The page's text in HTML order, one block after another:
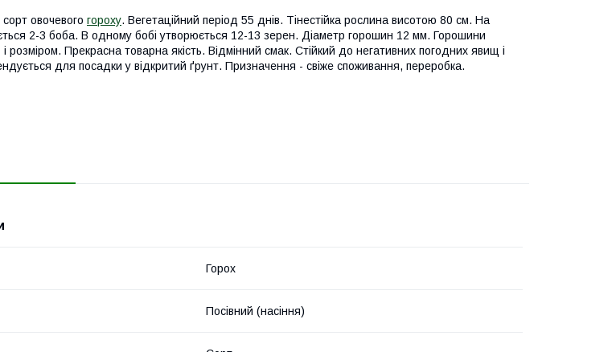
овочевого гороху. Вегетаційний період 55 днів. Тінестійка рослина висотою 80 см. На
2-3 боба. В одному бобі утворюється 12-13 зерен. Діаметр горошин 12 мм. Горошини
розміром. Прекрасна товарна якість. Відмінний смак. Стійкий до негативних погодних явищ і
для посадки у відкритий ґрунт. Призначення - свіже споживання, переробка.
Горох
Посівний (насіння)